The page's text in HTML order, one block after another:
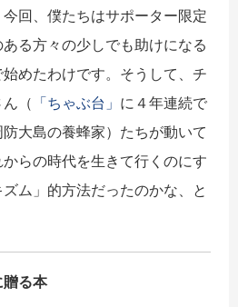
回、僕たちはサポーター限定
る方々の少しでも助けになる
めたわけです。そうして、チ
（ 「ちゃぶ台」 に４年連続で
大島の養蜂家）たちが動いて
らの時代を生きて行くのにす
ム」的方法だったのかな、と
る本